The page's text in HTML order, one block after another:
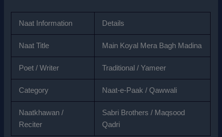
Naat Information Details
Naat Title Main Koyal Mera Bagh Madina
Poet / Writer Traditional / Yameer
Category Naat-e-Paak / Qawwali
Naatkhawan /
Reciter
Sabri Brothers / Maqsood
Qadri